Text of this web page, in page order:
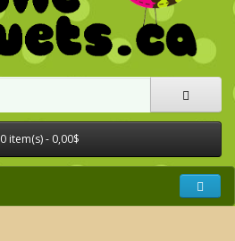
0 item(s) - 0,00$